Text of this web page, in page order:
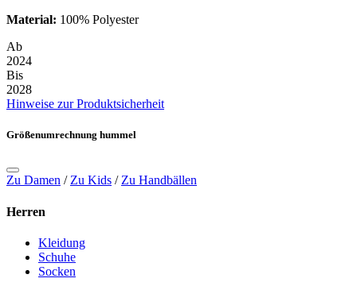
Material: 100% Polyester
Ab
2024
Bis
2028
Hinweise zur Produktsicherheit
Größenumrechnung hummel
Zu Damen / Zu Kids / Zu Handbällen
Herren
Kleidung
Schuhe
Socken